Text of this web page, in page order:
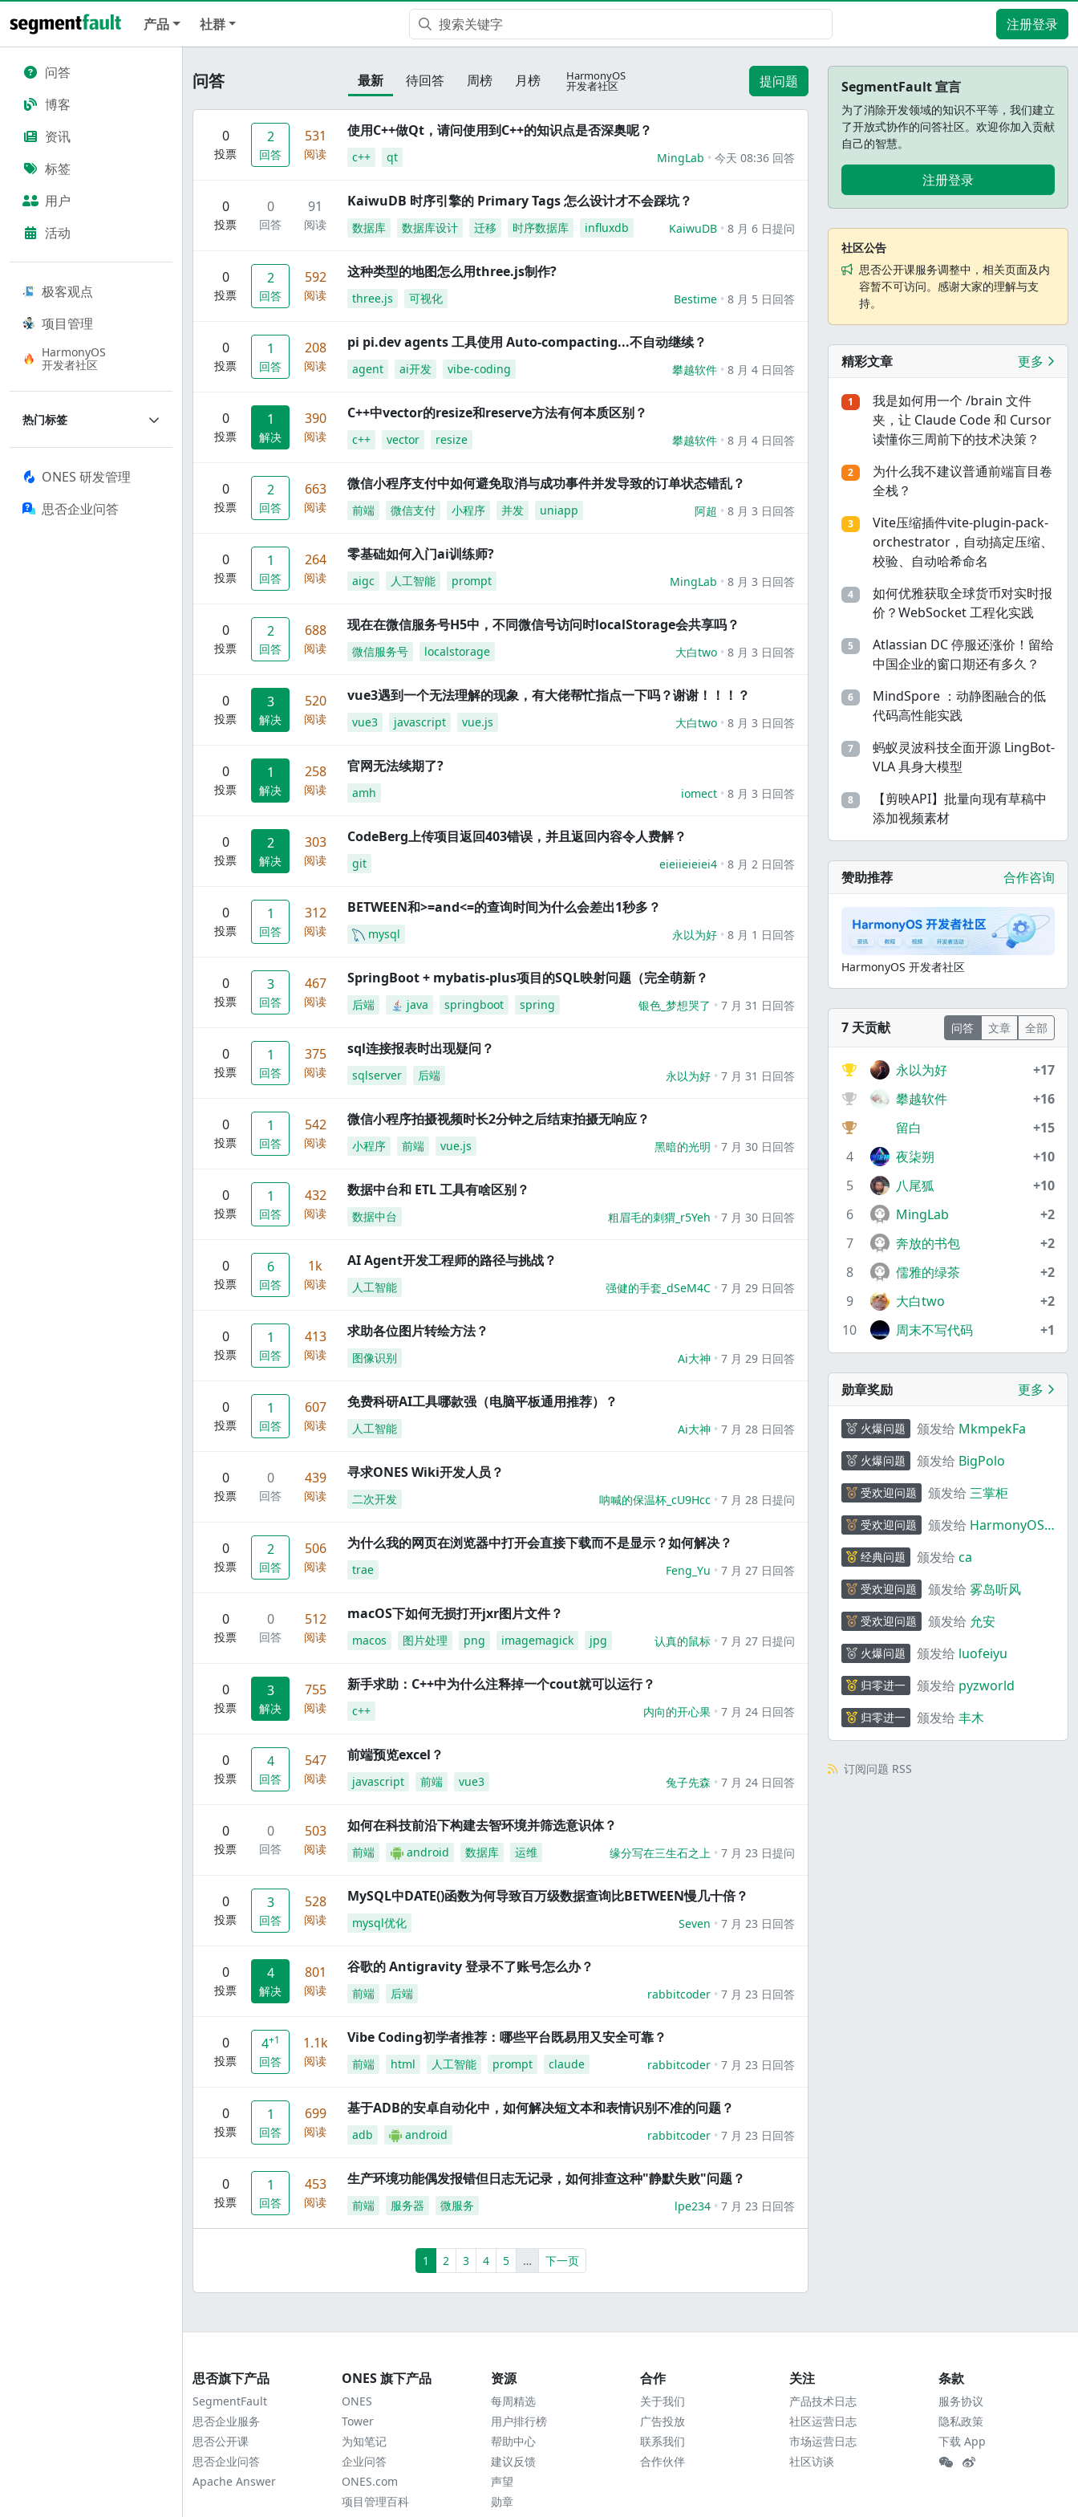
产品 社群 注册登录
问答
博客
资讯
标签
用户
活动
极客观点
项目管理
HarmonyOS
开发者社区
热门标签
ONES 研发管理
思否企业问答
问答 最新 待回答 周榜 月榜 HarmonyOS
开发者社区 提问题
0
投票
2
回答
531
阅读
使用C++做Qt，请问使用到C++的知识点是否深奥呢？
c++ qt MingLab 今天 08:36 回答
0
投票
0
回答
91
阅读
KaiwuDB 时序引擎的 Primary Tags 怎么设计才不会踩坑？
数据库 数据库设计 迁移 时序数据库 influxdb KaiwuDB 8 月 6 日提问
0
投票
2
回答
592
阅读
这种类型的地图怎么用three.js制作?
three.js 可视化 Bestime 8 月 5 日回答
0
投票
1
回答
208
阅读
pi pi.dev agents 工具使用 Auto-compacting...不自动继续？
agent ai开发 vibe-coding 攀越软件 8 月 4 日回答
0
投票
1
解决
390
阅读
C++中vector的resize和reserve方法有何本质区别？
c++ vector resize 攀越软件 8 月 4 日回答
0
投票
2
回答
663
阅读
微信小程序支付中如何避免取消与成功事件并发导致的订单状态错乱？
前端 微信支付 小程序 并发 uniapp 阿超 8 月 3 日回答
0
投票
1
回答
264
阅读
零基础如何入门ai训练师?
aigc 人工智能 prompt MingLab 8 月 3 日回答
0
投票
2
回答
688
阅读
现在在微信服务号H5中，不同微信号访问时localStorage会共享吗？
微信服务号 localstorage 大白two 8 月 3 日回答
0
投票
3
解决
520
阅读
vue3遇到一个无法理解的现象，有大佬帮忙指点一下吗？谢谢！！！？
vue3 javascript vue.js 大白two 8 月 3 日回答
0
投票
1
解决
258
阅读
官网无法续期了?
amh iomect 8 月 3 日回答
0
投票
2
解决
303
阅读
CodeBerg上传项目返回403错误，并且返回内容令人费解？
git eieiieieiei4 8 月 2 日回答
0
投票
1
回答
312
阅读
BETWEEN和>=and<=的查询时间为什么会差出1秒多？
mysql 永以为好 8 月 1 日回答
0
投票
3
回答
467
阅读
SpringBoot + mybatis-plus项目的SQL映射问题（完全萌新？
后端 java springboot spring 银色_梦想哭了 7 月 31 日回答
0
投票
1
回答
375
阅读
sql连接报表时出现疑问？
sqlserver 后端 永以为好 7 月 31 日回答
0
投票
1
回答
542
阅读
微信小程序拍摄视频时长2分钟之后结束拍摄无响应？
小程序 前端 vue.js 黑暗的光明 7 月 30 日回答
0
投票
1
回答
432
阅读
数据中台和 ETL 工具有啥区别？
数据中台 粗眉毛的刺猬_r5Yeh 7 月 30 日回答
0
投票
6
回答
1k
阅读
AI Agent开发工程师的路径与挑战？
人工智能 强健的手套_dSeM4C 7 月 29 日回答
0
投票
1
回答
413
阅读
求助各位图片转绘方法？
图像识别 Ai大神 7 月 29 日回答
0
投票
1
回答
607
阅读
免费科研AI工具哪款强（电脑平板通用推荐）？
人工智能 Ai大神 7 月 28 日回答
0
投票
0
回答
439
阅读
寻求ONES Wiki开发人员？
二次开发 呐喊的保温杯_cU9Hcc 7 月 28 日提问
0
投票
2
回答
506
阅读
为什么我的网页在浏览器中打开会直接下载而不是显示？如何解决？
trae Feng_Yu 7 月 27 日回答
0
投票
0
回答
512
阅读
macOS下如何无损打开jxr图片文件？
macos 图片处理 png imagemagick jpg 认真的鼠标 7 月 27 日提问
0
投票
3
解决
755
阅读
新手求助：C++中为什么注释掉一个cout就可以运行？
c++ 内向的开心果 7 月 24 日回答
0
投票
4
回答
547
阅读
前端预览excel？
javascript 前端 vue3 兔子先森 7 月 24 日回答
0
投票
0
回答
503
阅读
如何在科技前沿下构建去智环境并筛选意识体？
前端 android 数据库 运维 缘分写在三生石之上 7 月 23 日提问
0
投票
3
回答
528
阅读
MySQL中DATE()函数为何导致百万级数据查询比BETWEEN慢几十倍？
mysql优化 Seven 7 月 23 日回答
0
投票
4
解决
801
阅读
谷歌的 Antigravity 登录不了账号怎么办？
前端 后端 rabbitcoder 7 月 23 日回答
0
投票
4+1
回答
1.1k
阅读
Vibe Coding初学者推荐：哪些平台既易用又安全可靠？
前端 html 人工智能 prompt claude rabbitcoder 7 月 23 日回答
0
投票
1
回答
699
阅读
基于ADB的安卓自动化中，如何解决短文本和表情识别不准的问题？
adb android rabbitcoder 7 月 23 日回答
0
投票
1
回答
453
阅读
生产环境功能偶发报错但日志无记录，如何排查这种"静默失败"问题？
前端 服务器 微服务 lpe234 7 月 23 日回答
1 (current)
2 3 4 5 …More下一页
SegmentFault 宣言
为了消除开发领域的知识不平等，我们建立
了开放式协作的问答社区。欢迎你加入贡献
自己的智慧。
注册登录
社区公告
思否公开课服务调整中，相关页面及内
容暂不可访问。感谢大家的理解与支
持。
精彩文章 更多
1
我是如何用一个 /brain 文件
夹，让 Claude Code 和 Cursor
读懂你三周前下的技术决策？
2
为什么我不建议普通前端盲目卷
全栈？
3
Vite压缩插件vite-plugin-pack-
orchestrator，自动搞定压缩、
校验、自动哈希命名
4
如何优雅获取全球货币对实时报
价？WebSocket 工程化实践
5
Atlassian DC 停服还涨价！留给
中国企业的窗口期还有多久？
6
MindSpore ：动静图融合的低
代码高性能实践
7
蚂蚁灵波科技全面开源 LingBot-
VLA 具身大模型
8
【剪映API】批量向现有草稿中
添加视频素材
赞助推荐 合作咨询
HarmonyOS 开发者社区
7 天贡献 问答 文章 全部
永以为好
+17
攀越软件
+16
留白
+15
4
夜柒朔
+10
5
八尾狐
+10
6
MingLab
+2
7
奔放的书包
+2
8
儒雅的绿茶
+2
9
大白two
+2
10
周末不写代码 +1
勋章奖励 更多
火爆问题 颁发给 MkmpekFa
火爆问题 颁发给 BigPolo
受欢迎问题 颁发给 三掌柜
受欢迎问题 颁发给 HarmonyOS
经典问题 颁发给 ca
受欢迎问题 颁发给 雾岛听风
受欢迎问题 颁发给 允安
火爆问题 颁发给 luofeiyu
归零进一 颁发给 pyzworld
归零进一 颁发给 丰木
订阅问题 RSS
思否旗下产品
SegmentFault
思否企业服务
思否公开课
思否企业问答
Apache Answer
ONES 旗下产品
ONES
Tower
为知笔记
企业问答
ONES.com
项目管理百科
资源
每周精选
用户排行榜
帮助中心
建议反馈
声望
勋章
合作
关于我们
广告投放
联系我们
合作伙伴
关注
产品技术日志
社区运营日志
市场运营日志
社区访谈
条款
服务协议
隐私政策
下载 App